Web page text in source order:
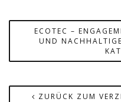
ECOTEC –
UND
ZURÜCK ZUM